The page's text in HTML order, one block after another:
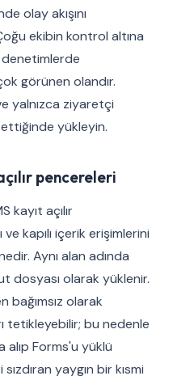
olay akışını
ekibin kontrol altına
denetimlerde
görünen olandır.
yalnızca ziyaretçi
yükleyin.
pencereleri
kayıt açılır
kapılı içerik erişimlerini
Aynı alan adında
dosyası olarak yüklenir.
bağımsız olarak
tetikleyebilir; bu nedenle
alıp Forms'u yüklü
yaygın bir kısmi